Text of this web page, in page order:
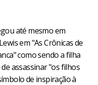
até mesmo em
em "As Crônicas de
como sendo a filha
assassinar "os filhos
de inspiração à